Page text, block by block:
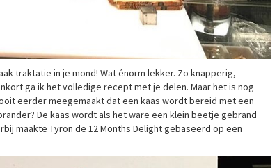
traktatie in je mond! Wat énorm lekker. Zo knapperig,
ga ik het volledige recept met je delen. Maar het is nog
eerder meegemaakt dat een kaas wordt bereid met een
De kaas wordt als het ware een klein beetje gebrand
maakte Tyron de 12 Months Delight gebaseerd op een